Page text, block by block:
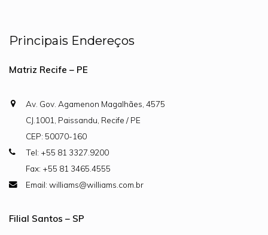
Principais Endereços
Matriz Recife – PE
Av. Gov. Agamenon Magalhães, 4575
CJ.1001, Paissandu, Recife / PE
CEP: 50070-160
Tel: +55 81 3327.9200
Fax: +55 81 3465.4555
Email: williams@williams.com.br
Filial Santos – SP